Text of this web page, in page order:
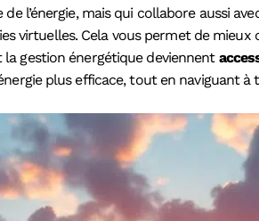
mais qui collabore aussi
virtuelles. Cela vous permet de
gestion énergétique deviennent
plus efficace, tout en naviguant